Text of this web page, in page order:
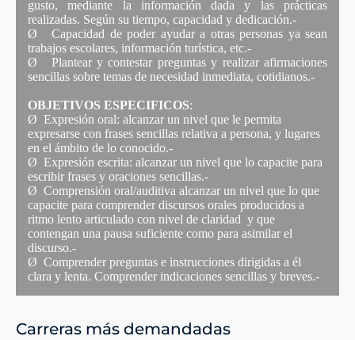
gusto, mediante la información dada y las prácticas
realizadas. Según su tiempo, capacidad y dedicación.-
Ø
Capacidad de poder ayudar a otras personas ya sean
trabajos escolares, información turística, etc.-
Ø
Plantear y contestar preguntas y realizar afirmaciones
sencillas sobre temas de necesidad inmediata, cotidianos.-
OBJETIVOS ESPECIFICOS:
Ø Expresión oral: alcanzar un nivel que le permita
expresarse con frases sencillas relativa a persona, y lugares
en el ámbito de lo conocido.-
Ø Expresión escrita: alcanzar un nivel que lo capacite para
escribir frases y oraciones sencillas.-
Ø Comprensión oral/auditiva alcanzar un nivel que lo que
capacite para comprender discursos orales producidos a
ritmo lento articulado con nivel de claridad y que
contengan una pausa suficiente como para asimilar el
discurso.-
Ø Comprender preguntas e instrucciones dirigidas a él
clara y lenta. Comprender indicaciones sencillas y breves.-
Carreras más demandadas